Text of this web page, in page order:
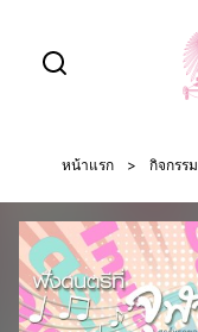
content
หน้าแรก > กิจกรรม